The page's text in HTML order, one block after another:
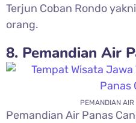
Terjun Coban Rondo
orang.
8. Pemandian Air
PEMANDIAN
Pemandian Air Panas